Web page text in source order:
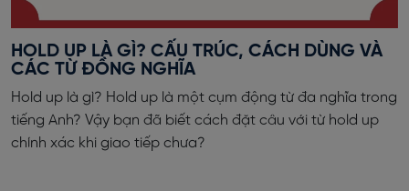
HOLD UP LÀ GÌ? CẤU TRÚC, CÁCH DÙNG VÀ
CÁC TỪ ĐỒNG NGHĨA
Hold up là gì? Hold up là một cụm động từ đa nghĩa trong
tiếng Anh? Vậy bạn đã biết cách đặt câu với từ hold up
chính xác khi giao tiếp chưa?